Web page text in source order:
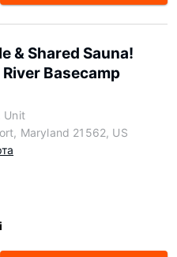
& Shared Sauna!
Basecamp
Unit
Maryland 21562, US